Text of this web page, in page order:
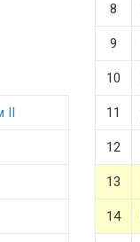
II
8
9
10
11
12
13
14